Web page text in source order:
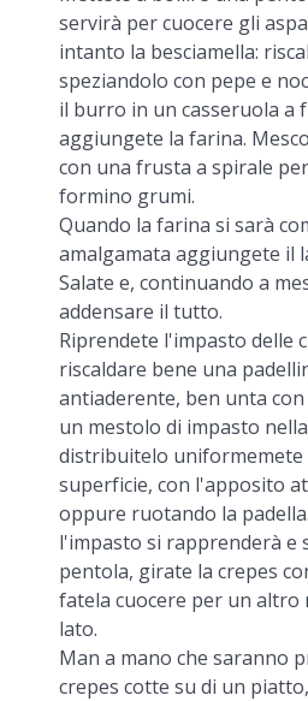
servirà per cuocere gli
intanto la besciamella:
speziandolo con pepe e
il burro in un casseruola a
aggiungete la farina.
con una frusta a spirale
formino grumi.
Quando la farina si sarà
amalgamata aggiungete il
Salate e, continuando a
addensare il tutto.
Riprendete l'impasto delle
riscaldare bene una
antiaderente, ben unta
un mestolo di impasto
distribuitelo uniformemete
superficie, con l'apposito
oppure ruotando la
l'impasto si rapprenderà e
pentola, girate la crepes
fatela cuocere per un
lato.
Man a mano che saranno
crepes cotte su di un